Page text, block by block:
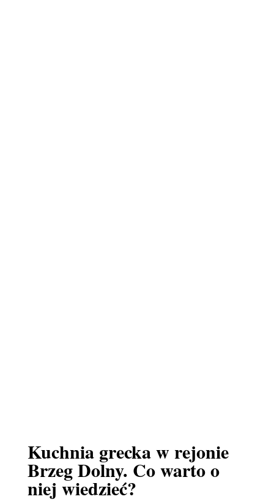
Kuchnia grecka w rejonie
Brzeg Dolny. Co warto o
niej wiedzieć?